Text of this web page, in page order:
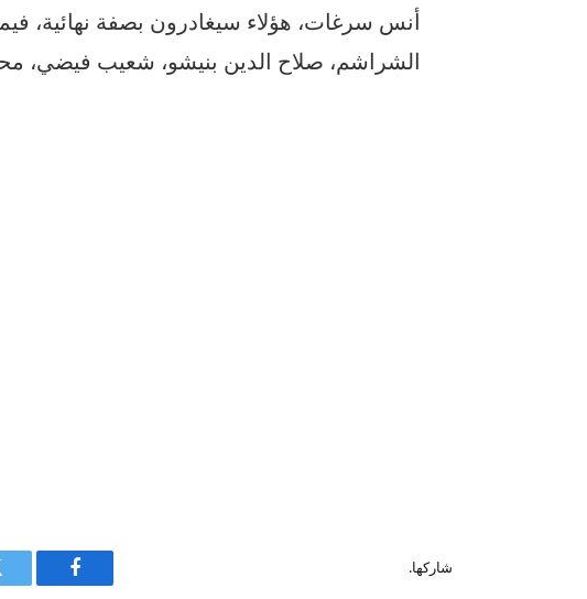
أنس سرغات، هؤلاء سيغادرون بصفة نهائية،
الشراشم، صلاح الدين بنيشو، شعيب فيضي،
شاركها.
فيسبوك